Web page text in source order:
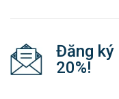
Đăng ký
20%!